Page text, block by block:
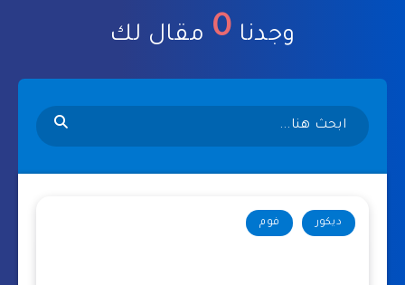
وجدنا 0 مقال لك
ديكور فوم